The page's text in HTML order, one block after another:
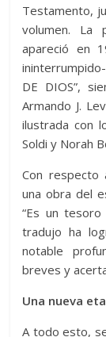
Testamento,
volumen. La
apareció en
DE DIOS”,
Armando J.
ilustrada con
Soldi y Norah
Con
una obra del
“Es un
tradujo ha
notable
breves y
Una nueva
A todo esto,